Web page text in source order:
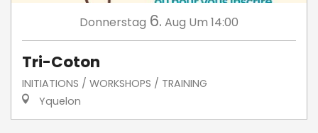
Donnerstag 6. Aug Um 14:00
Tri-Coton
INITIATIONS / WORKSHOPS / TRAINING
Yquelon